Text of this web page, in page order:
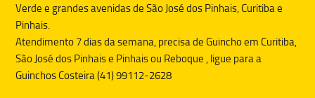
Verde e grandes avenidas de São José dos Pinhais, Curitiba e
Pinhais.
Atendimento 7 dias da semana, precisa deGuinchoem Curitiba,
São José dos Pinhais e Pinhais ou Reboque , ligue para a
Guinchos Costeira (41) 99112-2628